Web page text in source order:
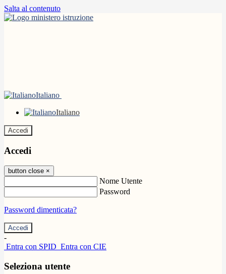
Salta al contenuto
Italiano
Italiano
Accedi
Accedi
button close ×
Nome Utente
Password
Password dimenticata?
-
Entra con SPID Entra con CIE
Seleziona utente